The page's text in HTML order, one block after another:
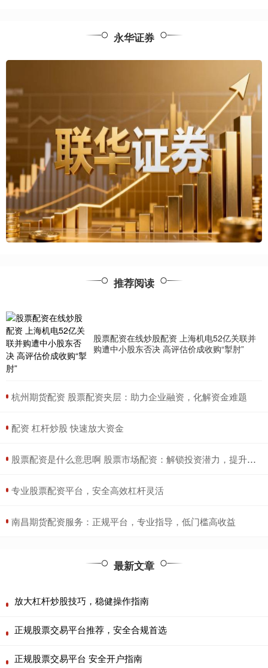
永华证券
推荐阅读
股票配资在线炒股配资 上海机电52亿关联并
购遭中小股东否决 高评估价成收购“掣肘”
​杭州期货配资 股票配资夹层：助力企业融资，化解资金难题
​配资 杠杆炒股 快速放大资金
​股票配资是什么意思啊 股票市场配资：解锁投资潜力，提升收益
​专业股票配资平台，安全高效杠杆灵活
​南昌期货配资服务：正规平台，专业指导，低门槛高收益
最新文章
放大杠杆炒股技巧，稳健操作指南
正规股票交易平台推荐，安全合规首选
正规股票交易平台 安全开户指南